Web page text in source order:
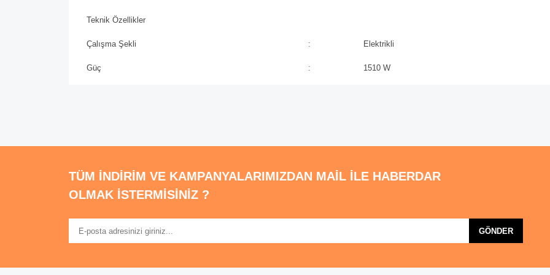
Teknik Özellikler
Çalışma Şekli : Elektrikli
Güç : 1510 W
Ürün resmi kalitesiz, bozuk veya görüntülenemiyor.
Ürün bilgilerinde hatalar bulunuyor.
TÜM İNDİRİM VE KAMPANYALARIMIZDAN MAİL İLE HABERDAR
OLMAK İSTERMİSİNİZ ?
GÖNDER